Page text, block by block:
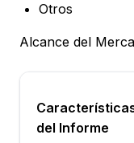
Otros
Alcance del
del Informe